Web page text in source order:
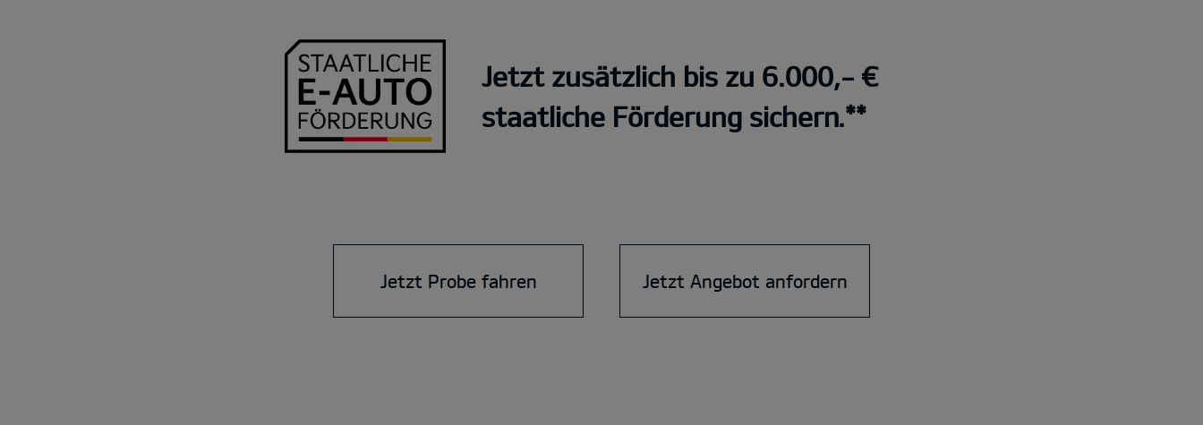
Jetzt zusätzlich bis zu 6.000,- €
staatliche Förderung sichern.**
Jetzt Probe fahren Jetzt Angebot anfordern